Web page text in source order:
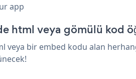
app
html veya gömülü kod
bir embed kodu alan